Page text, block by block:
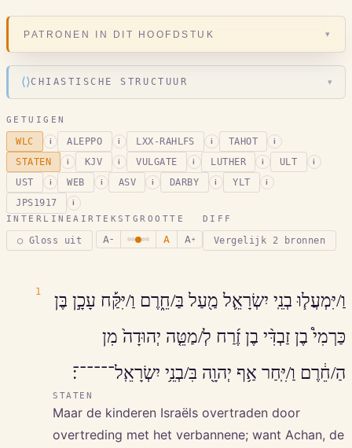
PATRONEN IN DIT HOOFDSTUK ▾
⟨⟩CHIASTISCHE STRUCTUUR ▾
GETUIGEN
WLC i ALEPPO i LXX-RAHLFS i TAHOT i
STATEN i KJV i VULGATE i LUTHER i ULT i
UST i WEB i ASV i DARBY i YLT i
JPS1917 i
INTERLINEAIR
○ Gloss uit
TEKSTGROOTTE
A− A A+
DIFF
Vergelijk 2 bronnen
1
וַ/יִּמְעֲל֧וּ בְנֵֽי יִשְׂרָאֵ֛ל מַ֖עַל בַּ/חֵ֑רֶם וַ/יִּקַּ֡ח עָכָ֣ן בֶּן
כַּרְמִי֩ בֶן זַבְדִּ֨י בֶן זֶ֜רַח לְ/מַטֵּ֤ה יְהוּדָה֙ מִן
הַ/חֵ֔רֶם וַ/יִּֽחַר אַ֥ף יְהוָ֖ה בִּ/בְנֵ֥י יִשְׂרָאֵֽל־־־־־־׃
STATEN
Maar de kinderen Israëls overtraden door
overtreding met het verbannene; want Achan, de